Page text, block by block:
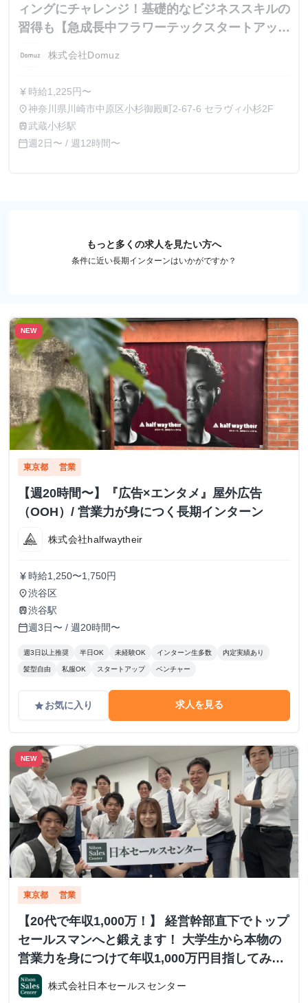
ィングにチャレンジ！基礎的なビジネススキルの
習得も【急成長中フラワーテックスタートアッ
株式会社Domuz
currency_yen 時給1,225円〜
place神奈川県川崎市中原区小杉御殿町2-67-6 セラヴィ小杉2F
train武蔵小杉駅
calendar_today週2日〜 / 週12時間〜
もっと多くの求人を見たい方へ
条件に近い長期インターンはいかがですか？
NEW
東京都 営業
【週20時間〜】『広告×エンタメ』屋外広告
（OOH）/ 営業力が身につく長期インターン
株式会社halfwaytheir
currency_yen 時給1,250〜1,750円
place渋谷区
train渋谷駅
calendar_today週3日〜 / 週20時間〜
週3日以上推奨 半日OK 未経験OK インターン生多数 内定実績あり
髪型自由 私服OK スタートアップ ベンチャー
gradeお気に入り 求人を見る
NEW
東京都 営業
【20代で年収1,000万！】 経営幹部直下でトップ
セールスマンへと鍛えます！ 大学生から本物の
営業力を身につけて年収1,000万円目指してみま
せんか？ ※当社直結内定あり #学歴不問 #未経験
可 #1.2年生可 - 株式会社日本セールスセンター
株式会社日本セールスセンター